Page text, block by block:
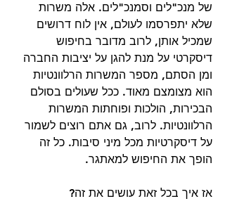
של מנכ"לים וסמנכ"לים. אלה משרות
שלא יתפרסמו לעולם, אין לוח דרושים
שמכיל אותן, לרוב מדובר בחיפוש
דיסקרטי על מנת להגן על יציבות החברה
ומן הסתם, מספר המשרות הרלוונטיות
הוא מצומצם מאוד. ככל שעולים בסולם
הבכירות, הולכות ופוחתות המשרות
הרלוונטיות. לרוב, גם אתם רוצים לשמור
על דיסקרטיות מכל מיני סיבות. כל זה
הופך את החיפוש למאתגר.
אז איך בכל זאת עושים את זה?